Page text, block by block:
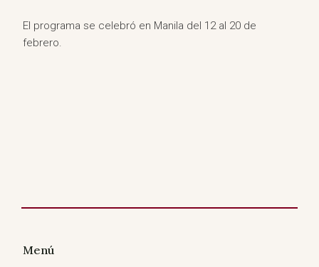
El programa se celebró en Manila del 12 al 20 de
febrero.
Menú